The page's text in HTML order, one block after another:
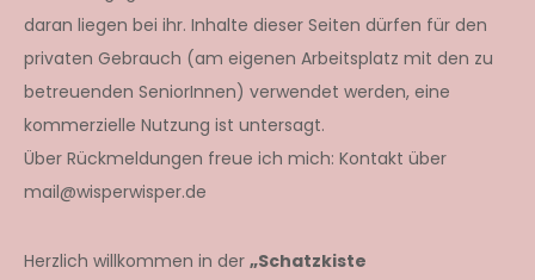
daran liegen bei ihr. Inhalte dieser Seiten dürfen für den
privaten Gebrauch (am eigenen Arbeitsplatz mit den zu
betreuenden SeniorInnen) verwendet werden, eine
kommerzielle Nutzung ist untersagt.
Über Rückmeldungen freue ich mich: Kontakt über
mail@wisperwisper.de
Herzlich willkommen in der „Schatzkiste